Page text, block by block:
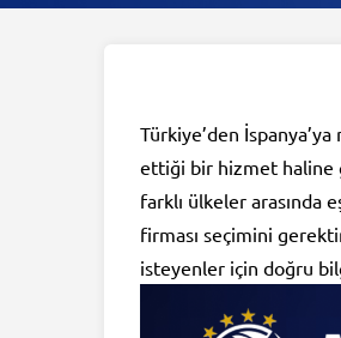
Türkiye’den
ettiği bir hizmet haline
farklı ülkeler arasında
firması seçimini
isteyenler için doğru